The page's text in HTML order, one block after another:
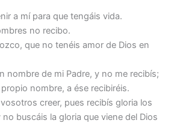
a mí para que tengáis vida.
no recibo.
que no tenéis amor de Dios en
nombre de mi Padre, y no me recibís;
nombre, a ése recibiréis.
creer, pues recibís gloria los
buscáis la gloria que viene del Dios